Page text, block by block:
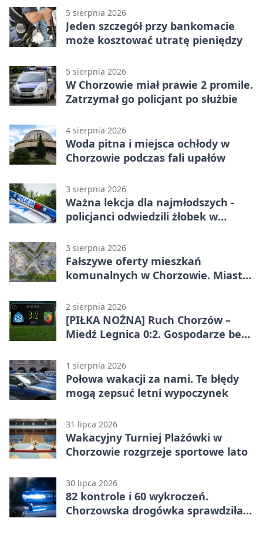
5 sierpnia 2026
Jeden szczegół przy bankomacie
może kosztować utratę pieniędzy
5 sierpnia 2026
W Chorzowie miał prawie 2 promile.
Zatrzymał go policjant po służbie
4 sierpnia 2026
Woda pitna i miejsca ochłody w
Chorzowie podczas fali upałów
3 sierpnia 2026
Ważna lekcja dla najmłodszych -
policjanci odwiedzili żłobek w
3 sierpnia 2026
Fałszywe oferty mieszkań
komunalnych w Chorzowie. Miasto
2 sierpnia 2026
[PIŁKA NOŻNA] Ruch Chorzów –
Miedź Legnica 0:2. Gospodarze bez
1 sierpnia 2026
Połowa wakacji za nami. Te błędy
mogą zepsuć letni wypoczynek
31 lipca 2026
Wakacyjny Turniej Plażówki w
Chorzowie rozgrzeje sportowe lato
30 lipca 2026
82 kontrole i 60 wykroczeń.
Chorzowska drogówka sprawdziła